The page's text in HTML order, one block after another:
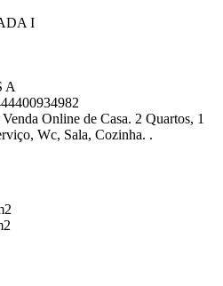
I
A
Online de Casa. 2 Quartos, 1
Wc, Sala, Cozinha. .